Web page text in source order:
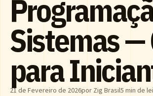
Sistemas —
para
21 de Fevereiro de 2026por Zig Brasil5 min de